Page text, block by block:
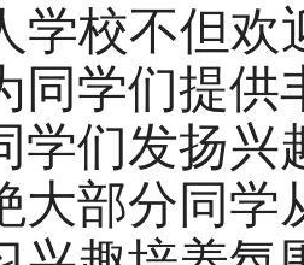
学校不但欢
同学们提
学们发扬兴
大部分同学